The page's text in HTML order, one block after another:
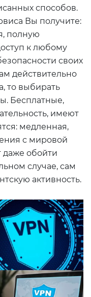
способов.
Вы получите:
полную
к любому
своих
действительно
то выбирать
Бесплатные,
имеют
медленная,
с мировой
даже обойти
случае, сам
активность.